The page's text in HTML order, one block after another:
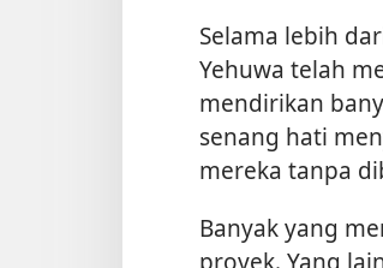
Selama lebih
Yehuwa telah
mendirikan
senang hati
mereka tanpa
Banyak yang
proyek. Yang